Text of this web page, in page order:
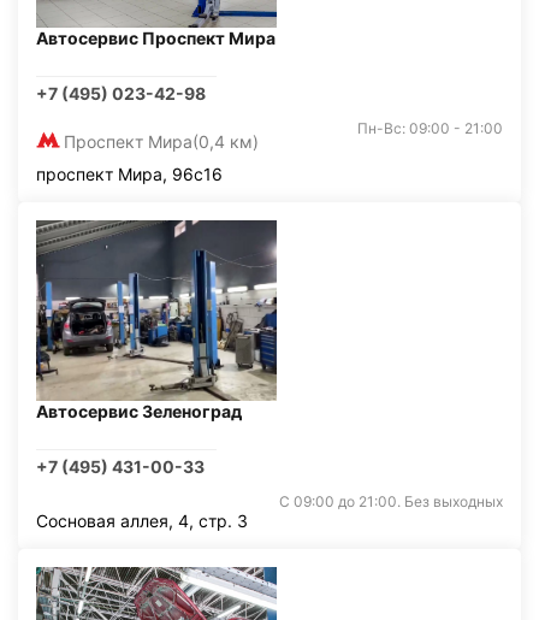
Автосервис Проспект Мира
+7 (495) 023-42-98
Проспект Мира(0,4 км)
Пн-Вс: 09:00 - 21:00
проспект Мира, 96с16
Автосервис Зеленоград
+7 (495) 431-00-33
С 09:00 до 21:00. Без выходных
Сосновая аллея, 4, стр. 3